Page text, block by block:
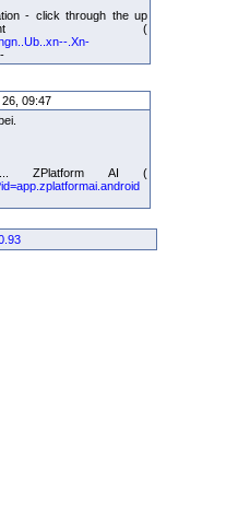
- click through the up
(
.Xn-
09:47
ZPlatform AI (